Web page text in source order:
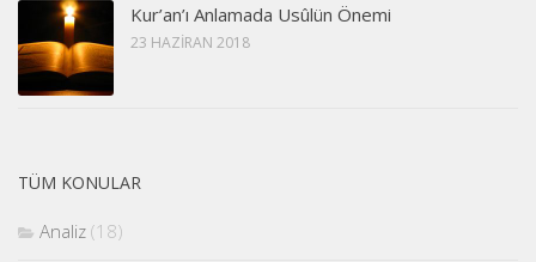
Kur’an’ı Anlamada Usûlün Önemi
23 HAZIRAN 2018
TÜM KONULAR
Analiz (18)